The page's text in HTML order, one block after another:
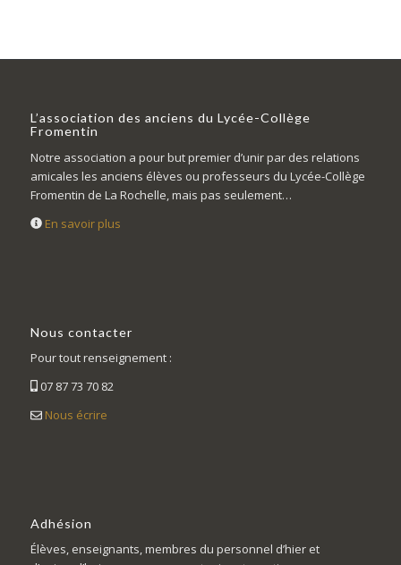
L’association des anciens du Lycée-Collège
Fromentin
Notre association a pour but premier d’unir par des relations
amicales les anciens élèves ou professeurs du Lycée-Collège
Fromentin de La Rochelle, mais pas seulement…
En savoir plus
Nous contacter
Pour tout renseignement :
07 87 73 70 82
Nous écrire
Adhésion
Élèves, enseignants, membres du personnel d’hier et